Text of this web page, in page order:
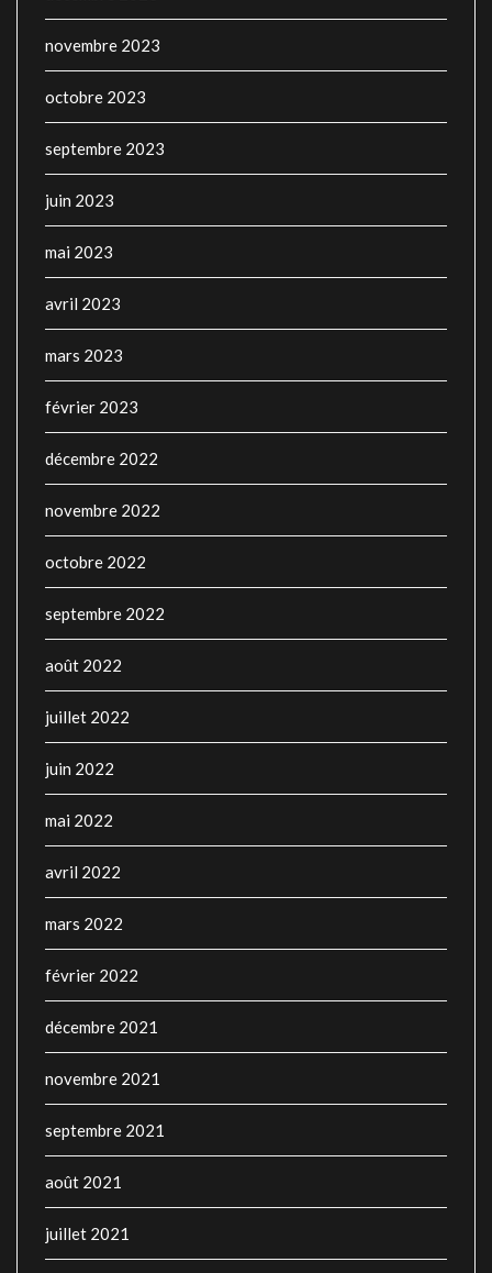
novembre 2023
octobre 2023
septembre 2023
juin 2023
mai 2023
avril 2023
mars 2023
février 2023
décembre 2022
novembre 2022
octobre 2022
septembre 2022
août 2022
juillet 2022
juin 2022
mai 2022
avril 2022
mars 2022
février 2022
décembre 2021
novembre 2021
septembre 2021
août 2021
juillet 2021